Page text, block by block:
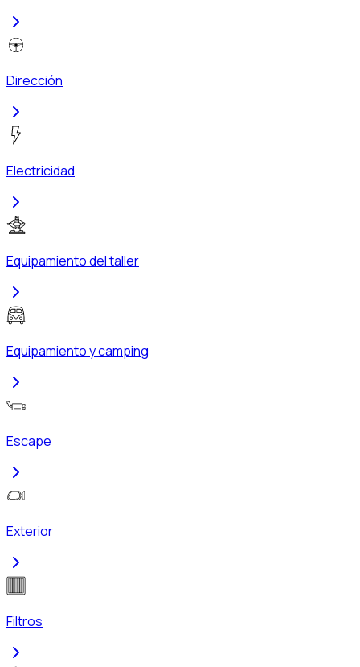
Dirección
Electricidad
Equipamiento del taller
Equipamiento y camping
Escape
Exterior
Filtros